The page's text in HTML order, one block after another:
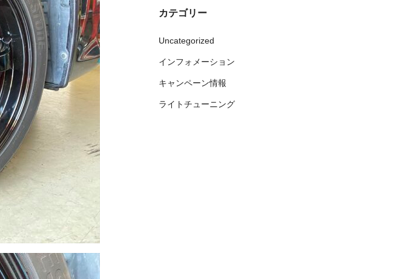
カテゴリー
Uncategorized
インフォメーション
キャンペーン情報
ライトチューニング